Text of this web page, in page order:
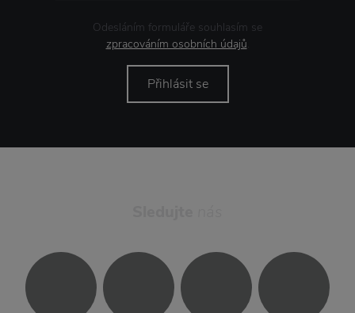
Odesláním formuláře souhlasím se
zpracováním osobních údajů.
Přihlásit se